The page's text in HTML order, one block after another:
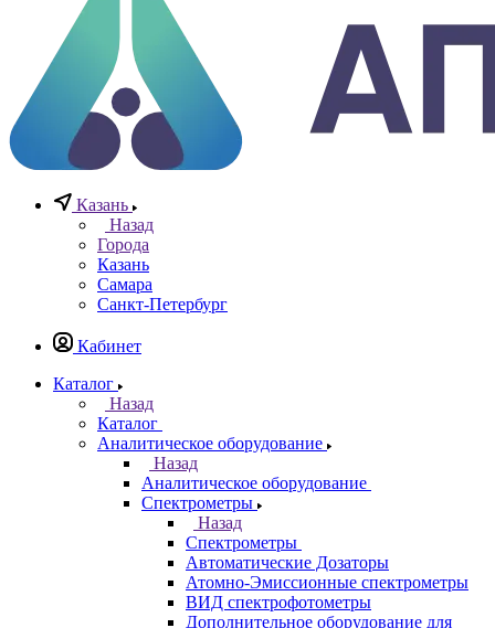
Казань
Назад
Города
Казань
Самара
Санкт-Петербург
Аналитическое оборудование